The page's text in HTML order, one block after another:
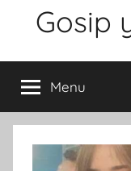
Gosip
Tentang
Ke
Gosipan
Berbagai
Menu